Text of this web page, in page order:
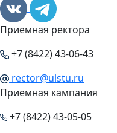
Приемная ректора
+7 (8422) 43-06-43
rector@ulstu.ru
Приемная кампания
+7 (8422) 43-05-05